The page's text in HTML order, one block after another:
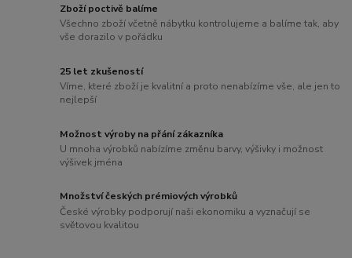
Zboží poctivě balíme
Všechno zboží včetně nábytku kontrolujeme a balíme tak, aby
vše dorazilo v pořádku
25 let zkušeností
Víme, které zboží je kvalitní a proto nenabízíme vše, ale jen to
nejlepší
Možnost výroby na přání zákazníka
U mnoha výrobků nabízíme změnu barvy, výšivky i možnost
výšivek jména
Množství českých prémiových výrobků
České výrobky podporují naši ekonomiku a vyznačují se
světovou kvalitou